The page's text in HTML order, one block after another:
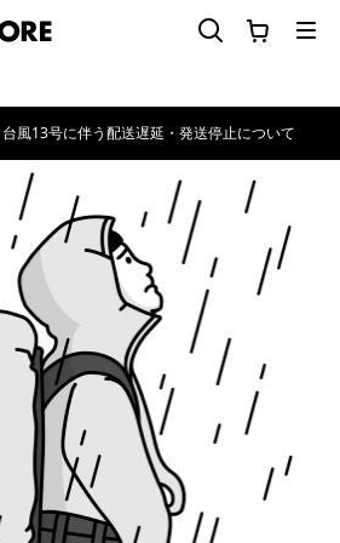
風13号に伴う配送遅延・発送停止について